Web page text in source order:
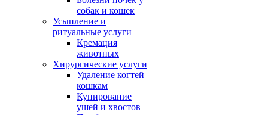
собак и кошек
Усыпление и
ритуальные услуги
Кремация
животных
Хирургические услуги
Удаление когтей
кошкам
Купирование
ушей и хвостов